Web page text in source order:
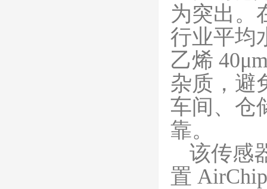
为突出。
行业平均
乙烯
杂质，避
车间、仓
靠。
该传感
置